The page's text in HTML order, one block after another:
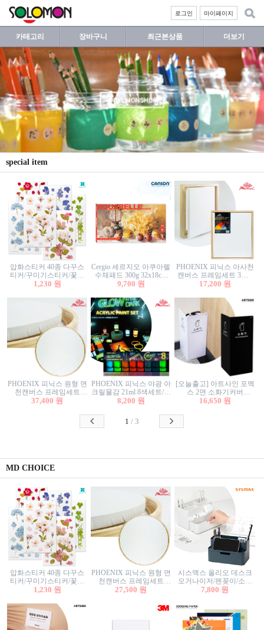
마이페이지
로그인
카테고리 장바구니 최근본상품 더보기
special item
압화스티커 40종 다꾸스
티커/꾸미기스티커/꽃스
티커/압화꽃책갈피/팬시
1,230 원
Cergio 세르지오 아쿠아렐
수채패드 300g 32x18cm
12매 1면제본
9,700 원
PHOENIX 피닉스 아사천
캔버스 프레임세트 3호F
27.3x22cm 캔버스와 올림
17,200 원
PHOENIX 피닉스 원형 면
천캔버스 프레임세트
40cm/원형캔버스/플로팅
37,400 원
PHOENIX 피닉스 야광 아
크릴물감 21ml 8색세트/야
광물감
8,200 원
[오늘출고] 아트사인 포멕
스 2면 소화기커버
1470/1471/소화기커버/소
함/소화기거치대/소화기
16,650 원
1 / 3
MD CHOICE
압화스티커 40종 다꾸스
티커/꾸미기스티커/꽃스
티커/압화꽃책갈피/팬시
1,230 원
PHOENIX 피닉스 원형 면
천캔버스 프레임세트
30cm/원형캔버스/플로팅
27,500 원
시스맥스 올리오 데스크
오거나이저/펜꽂이/소품
꽂이/소품함/정리함/수납
7,800 원